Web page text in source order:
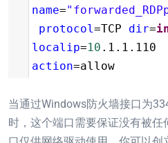
name=
protocol=TCP dir=
localip=10 .1.1.110
action=allow
当通过Windows防火墙接口为
时，这个端口需要保证没有被